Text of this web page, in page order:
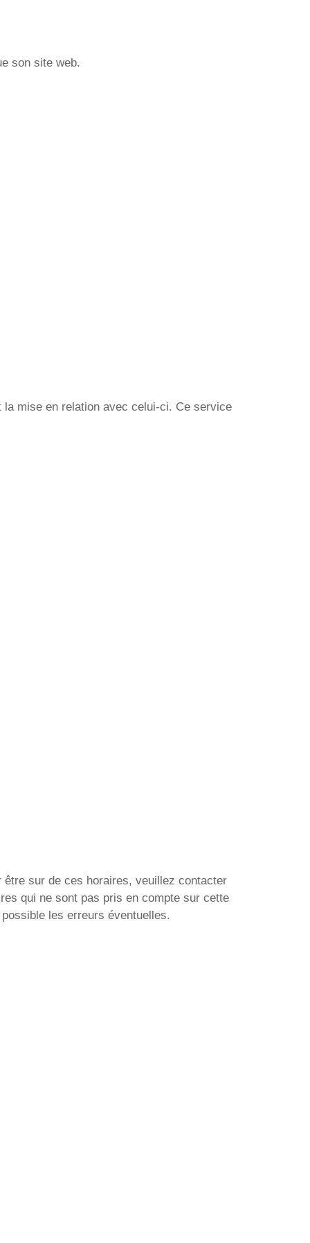
son site web.
la mise en relation avec celui-ci. Ce service
être sur de ces horaires, veuillez contacter
qui ne sont pas pris en compte sur cette
les erreurs éventuelles.